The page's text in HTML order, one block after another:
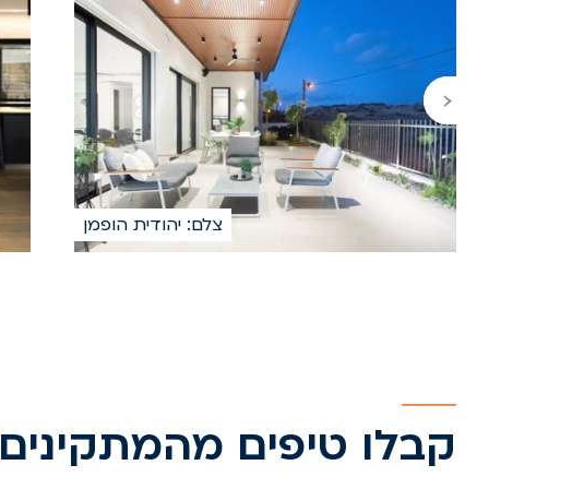
צלם: יהודית הופמן
‹
‹
קבלו טיפים מהמתקינים